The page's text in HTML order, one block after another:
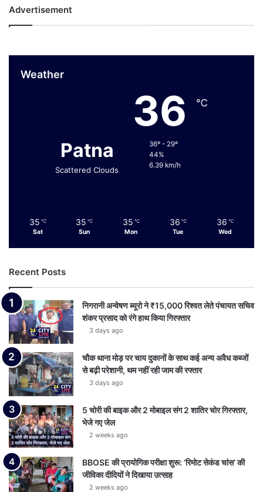
Advertisement
Weather
Patna
Scattered Clouds
36 ℃
36º - 29º
44%
6.39 km/h
35 ℃
Sat
35 ℃
Sun
35 ℃
Mon
36 ℃
Tue
36 ℃
Wed
Recent Posts
निगरानी अन्वेषण ब्यूरो ने ₹15,000 रिश्वत लेते पंचायत सचिव
शंकर प्रसाद को रंगे हाथ किया गिरफ्तार
3 days ago
चौक थाना मोड़ पर चाय दुकानों के साथ कई अन्य अवैध कब्जों
से बढ़ी परेशानी, थम नहीं रही जाम की रफ्तार
3 days ago
5 चोरी की बाइक और 2 मोबाइल संग 2 शातिर चोर गिरफ्तार,
भेजे गए जेल
2 weeks ago
BBOSE की प्रायोगिक परीक्षा शुरू: ‘रिमोट सेकंड चांस’ की
जीविका दीदियों ने दिखाया उत्साह
2 weeks ago